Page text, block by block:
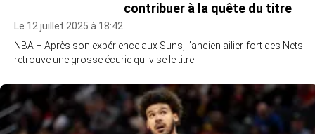
contribuer à la quête du titre
Le 12 juillet 2025 à 18:42
NBA – Après son expérience aux Suns, l’ancien ailier-fort des Nets
retrouve une grosse écurie qui vise le titre.